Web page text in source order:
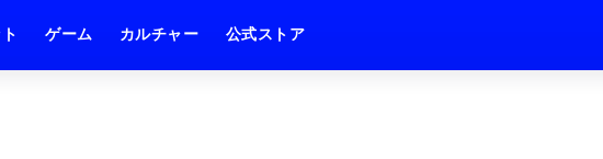
ゲーム カルチャー 公式ストア